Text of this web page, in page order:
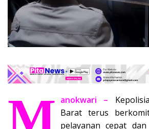
M anokwari –
Barat terus
pelayanan cepat